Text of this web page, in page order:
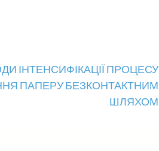
ІНТЕНСИФІКАЦІЇ ПРОЦЕСУ
ПАПЕРУ БЕЗКОНТАКТНИМ
ШЛЯХОМ